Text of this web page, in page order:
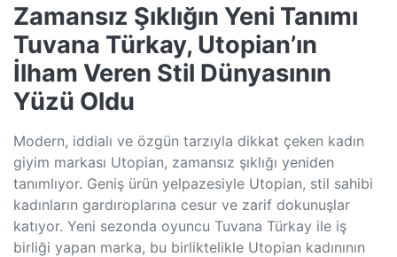
Zamansız Şıklığın Yeni Tanımı
Tuvana Türkay, Utopian’ın
İlham Veren Stil Dünyasının
Yüzü Oldu
Modern, iddialı ve özgün tarzıyla dikkat çeken kadın
giyim markası Utopian, zamansız şıklığı yeniden
tanımlıyor. Geniş ürün yelpazesiyle Utopian, stil sahibi
kadınların gardıroplarına cesur ve zarif dokunuşlar
katıyor. Yeni sezonda oyuncu Tuvana Türkay ile iş
birliği yapan marka, bu birliktelikle Utopian kadınının